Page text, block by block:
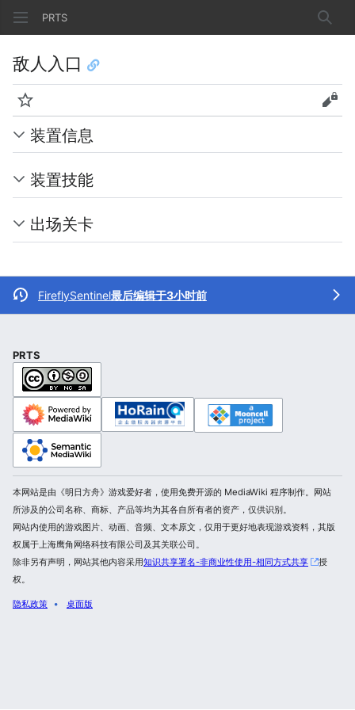
PRTS 搜索
敌人入口
监视 查看
装置信息
装置技能
出场关卡
FireflySentinel最后编辑于3小时前
PRTS
本网站是由《明日方舟》游戏爱好者，使用免费开源的 MediaWiki 程序制作。网站
所涉及的公司名称、商标、产品等均为其各自所有者的资产，仅供识别。
网站内使用的游戏图片、动画、音频、文本原文，仅用于更好地表现游戏资料，其版
权属于上海鹰角网络科技有限公司及其关联公司。
除非另有声明，网站其他内容采用知识共享署名-非商业性使用-相同方式共享
授
权。
隐私政策 桌面版